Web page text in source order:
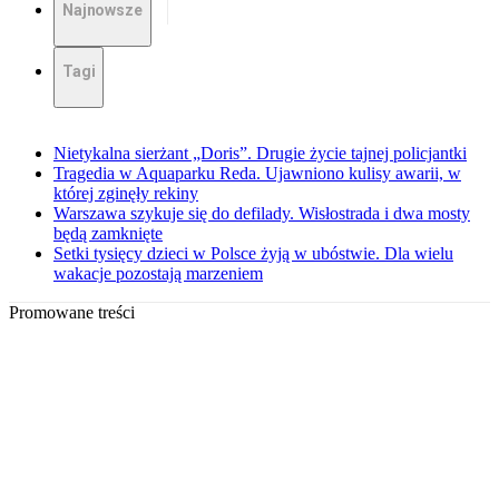
Najnowsze
Tagi
Nietykalna sierżant „Doris”. Drugie życie tajnej policjantki
Tragedia w Aquaparku Reda. Ujawniono kulisy awarii, w
której zginęły rekiny
Warszawa szykuje się do defilady. Wisłostrada i dwa mosty
będą zamknięte
Setki tysięcy dzieci w Polsce żyją w ubóstwie. Dla wielu
wakacje pozostają marzeniem
Promowane treści